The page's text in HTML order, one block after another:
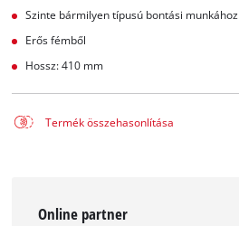
Szinte bármilyen típusú bontási munkához
Erős fémből
Hossz: 410 mm
Termék összehasonlítása
Online partner